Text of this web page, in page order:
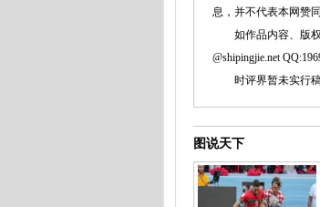
息，并不代表本网赞
如作品内容、版权
@shipingjie.net
时评界暂未实行稿
图说天下